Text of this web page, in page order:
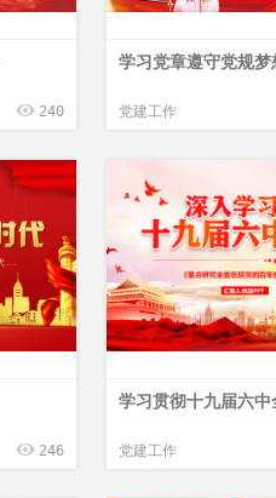
240
学习党章遵守党规
党建工作
246
学习贯彻十九届六
党建工作